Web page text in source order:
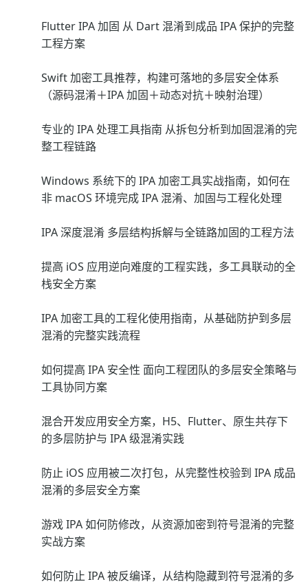
Flutter IPA 加固 从 Dart 混淆到成品 IPA 保护的完整
工程方案
Swift 加密工具推荐，构建可落地的多层安全体系
（源码混淆＋IPA 加固＋动态对抗＋映射治理）
专业的 IPA 处理工具指南 从拆包分析到加固混淆的完
整工程链路
Windows 系统下的 IPA 加密工具实战指南，如何在
非 macOS 环境完成 IPA 混淆、加固与工程化处理
IPA 深度混淆 多层结构拆解与全链路加固的工程方法
提高 iOS 应用逆向难度的工程实践，多工具联动的全
栈安全方案
IPA 加密工具的工程化使用指南，从基础防护到多层
混淆的完整实践流程
如何提高 IPA 安全性 面向工程团队的多层安全策略与
工具协同方案
混合开发应用安全方案，H5、Flutter、原生共存下
的多层防护与 IPA 级混淆实践
防止 iOS 应用被二次打包，从完整性校验到 IPA 成品
混淆的多层安全方案
游戏 IPA 如何防修改，从资源加密到符号混淆的完整
实战方案
如何防止 IPA 被反编译，从结构隐藏到符号混淆的多